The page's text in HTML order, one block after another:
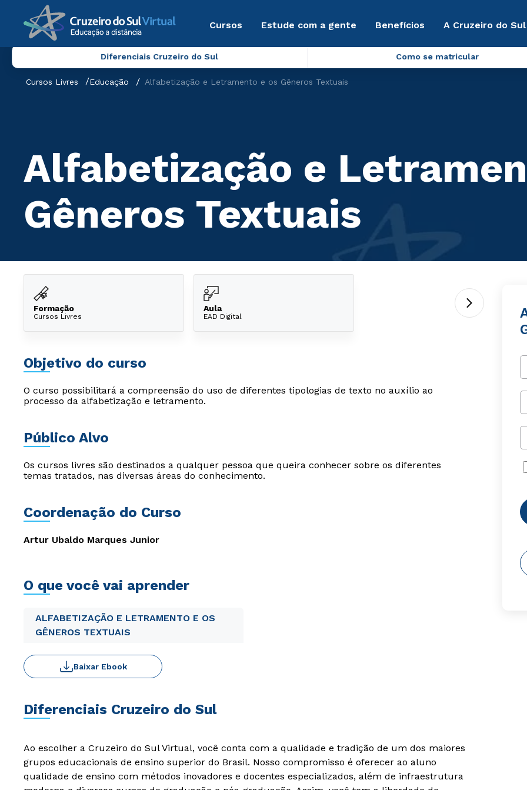
Cursos Estude com a gente Benefícios A Cruzeiro do
Diferenciais Cruzeiro do Sul Como se matricular
Cursos Livres Educação Alfabetização e Letramento e os Gêneros Textuais
Alfabetização e
Gêneros Textuais
Formação
Cursos Livres
Aula
EAD Digital
Objetivo do curso
O curso possibilitará a compreensão do uso de diferentes tipologias de texto no auxílio ao
processo da alfabetização e letramento.
Público Alvo
Os cursos livres são destinados a qualquer pessoa que queira conhecer sobre os diferentes
temas tratados, nas diversas áreas do conhecimento.
Coordenação do Curso
Artur Ubaldo Marques Junior
O que você vai aprender
ALFABETIZAÇÃO E LETRAMENTO E OS
GÊNEROS TEXTUAIS
Baixar Ebook
Diferenciais Cruzeiro do Sul
Ao escolher a Cruzeiro do Sul Virtual, você conta com a qualidade e tradição de um dos maiores
grupos educacionais de ensino superior do Brasil. Nosso compromisso é oferecer ao aluno
qualidade de ensino com métodos inovadores e docentes especializados, além de infraestrutura